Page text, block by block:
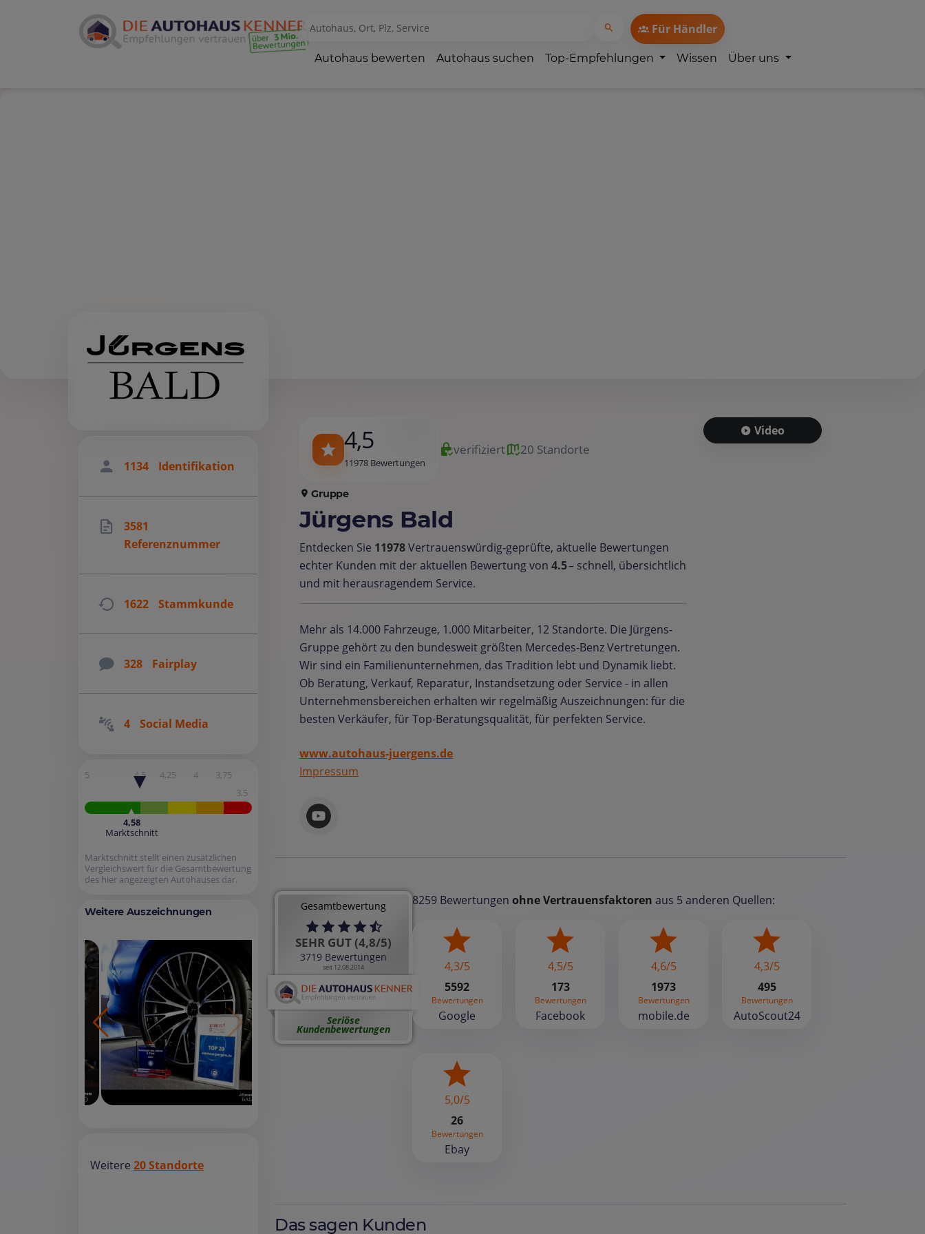
Für Händler
Autohaus bewerten Autohaus suchen Top-Empfehlungen Wissen Über uns
4,5
11978 Bewertungen
verifiziert 20 Standorte
Gruppe
Jürgens Bald
Entdecken Sie 11978Vertrauenswürdig‑geprüfte, aktuelle Bewertungen
echter Kunden mit der aktuellen Bewertung von 4.5– schnell, übersichtlich
und mit herausragendem Service.
Mehr als 14.000 Fahrzeuge, 1.000 Mitarbeiter, 12 Standorte. Die Jürgens-
Gruppe gehört zu den bundesweit größten Mercedes-Benz Vertretungen.
Wir sind ein Familienunternehmen, das Tradition lebt und Dynamik liebt.
Ob Beratung, Verkauf, Reparatur, Instandsetzung oder Service - in allen
Unternehmensbereichen erhalten wir regelmäßig Auszeichnungen: für die
besten Verkäufer, für Top-Beratungsqualität, für perfekten Service.
www.autohaus-juergens.de
Impressum
Video
Gesamtbewertung
SEHR GUT (4,8/5)
3719 Bewertungen
seit 12.08.2014
Seriöse
Kundenbewertungen
8259 Bewertungen ohne Vertrauensfaktoren aus 5 anderen Quellen:
4,3/5
5592
Bewertungen
Google
4,5/5
173
Bewertungen
Facebook
4,6/5
1973
Bewertungen
mobile.de
4,3/5
495
Bewertungen
AutoScout24
5,0/5
26
Bewertungen
Ebay
Das sagen Kunden
1134 Identifikation
3581
Referenznummer
1622 Stammkunde
328 Fairplay
4 Social Media
5 4,5 4,25 4
3,75
3,5
4,58
Marktschnitt
Marktschnitt stellt einen zusätzlichen
Vergleichswert für die Gesamtbewertung
des hier angezeigten Autohauses dar.
Weitere Auszeichnungen
Weitere 20 Standorte